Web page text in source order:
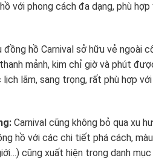
với phong cách đa dạng, phù
đồng hồ Carnival sở hữu vẻ ngoài
mảnh, kim chỉ giờ và phút
lãm, sang trọng, rất phù hợp
Carnival cũng không bỏ qua xu
hồ với các chi tiết phá cách,
cũng xuất hiện trong danh